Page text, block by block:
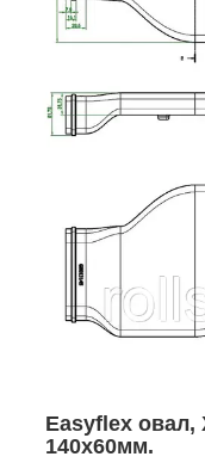
Easyflex овал,
140x60мм.